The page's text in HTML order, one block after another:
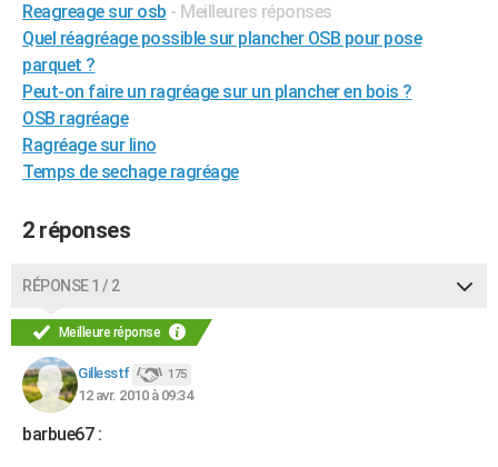
CARTE DE VOEUX
Carte de Noël
Carte Bonne année
Carte Saint-Valentin
Carte Pâques
Carte d'anniversaire
DICTIONNAIRE
Dictionnaire
Biographies
Citations
Expressions
Proverbes
PROGRAMME TV
COPAINS D'AVANT
Bricolage
Lifestyle
Culture
Sport
Auto
Television
Voyage
Cinema
Reagreage sur osb - Meilleures réponses
Quel réagréage possible sur plancher OSB pour pose
parquet ?
Peut-on faire un ragréage sur un plancher en bois ?
OSB ragréage
Ragréage sur lino
Temps de sechage ragréage
2 réponses
RÉPONSE 1 / 2
Meilleure réponse
Gillesstf 175
12 avr. 2010 à 09:34
barbue67 :